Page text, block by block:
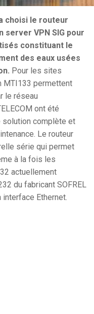
choisi le routeur
server VPN SIG pour
constituant le
des eaux usées
Pour les sites
MTI133 permettent
le réseau
ont été
solution complète et
Le routeur
série qui permet
à la fois les
actuellement
du fabricant SOFREL
Ethernet.